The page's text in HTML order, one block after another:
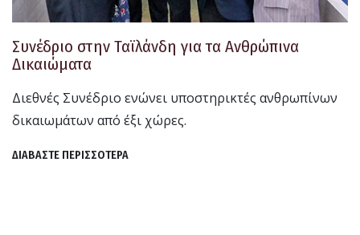
Συνέδριο στην Ταϊλάνδη για τα Ανθρώπινα
Δικαιώματα
Διεθνές Συνέδριο ενώνει υποστηρικτές ανθρωπίνων
δικαιωμάτων από έξι χώρες.
ΔΙΑΒΑΣΤΕ ΠΕΡΙΣΣΟΤΕΡΑ